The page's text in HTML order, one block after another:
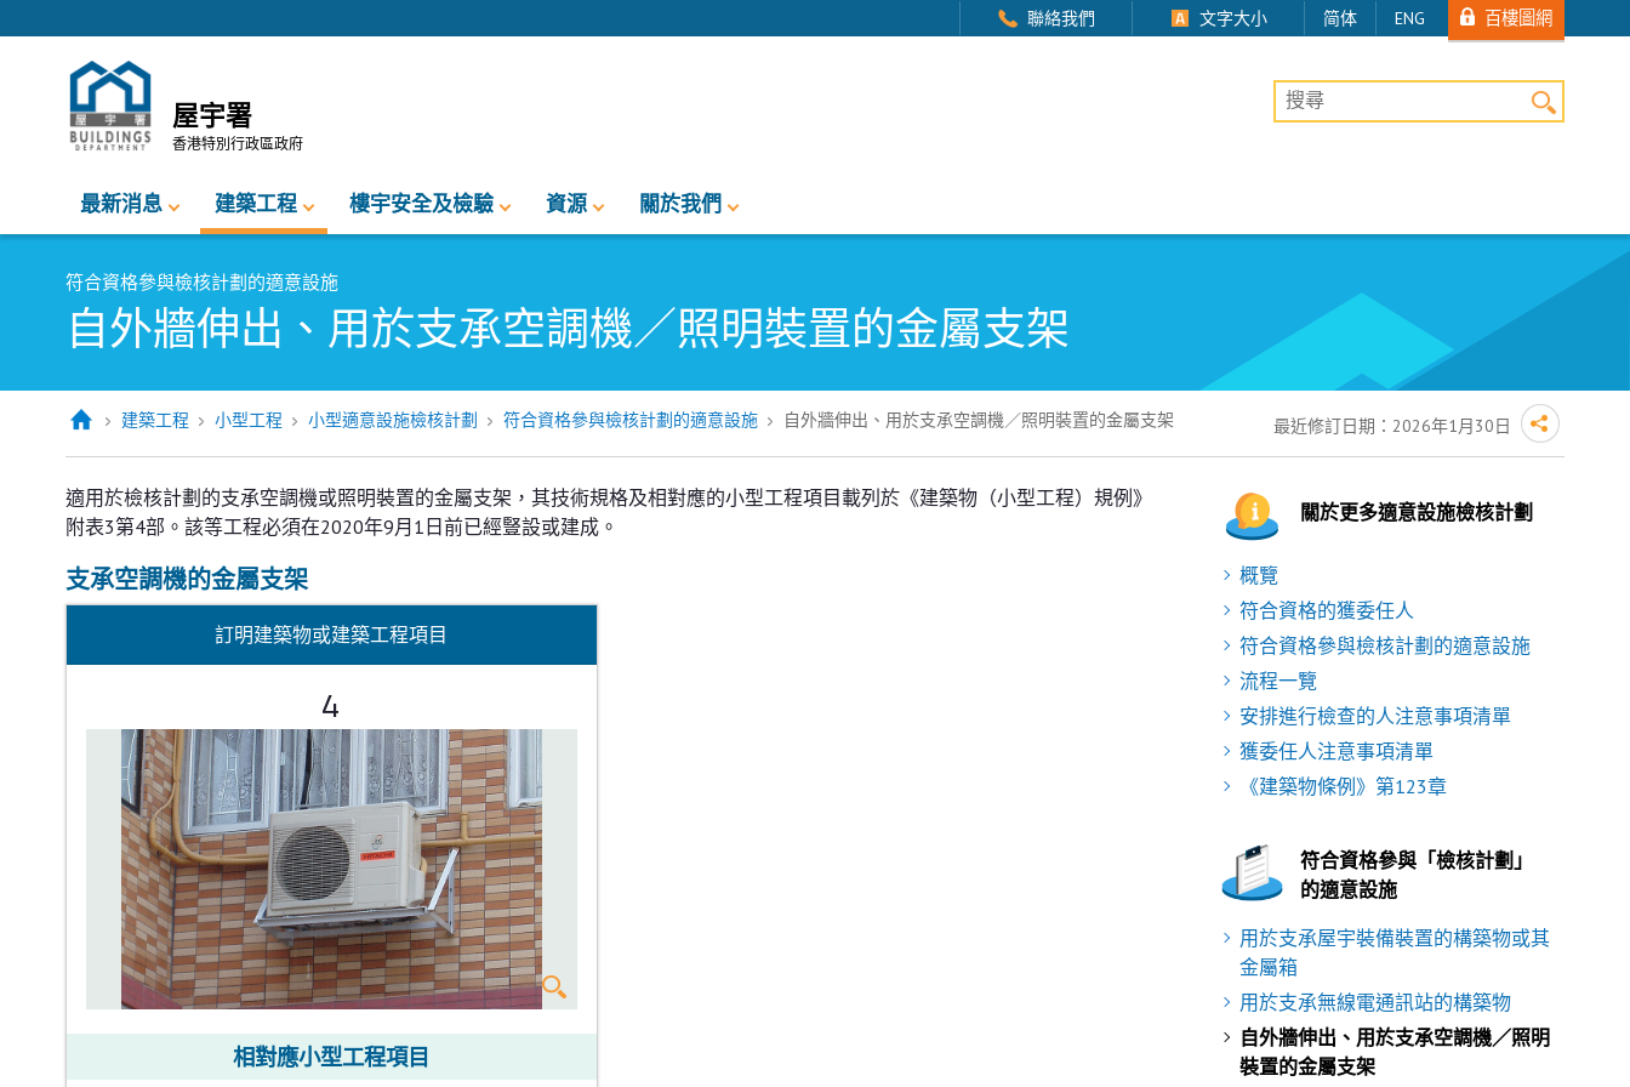
聯絡我們 文字大小 简体 ENG 百樓圖網
屋宇署
香港特別行政區政府
桌上版網站搜尋
最新消息 建築工程 樓宇安全及檢驗 資源 關於我們
符合資格參與檢核計劃的適意設施
自外牆伸出、用於支承空調機／照明裝置的金屬支架
建築工程 小型工程 小型適意設施檢核計劃 符合資格參與檢核計劃的適意設施 自外牆伸出、用於支承空調機／照明裝置的金屬支架 最近修訂日期：2026年1月30日
適用於檢核計劃的支承空調機或照明裝置的金屬支架，其技術規格及相對應的小型工程項目載列於《建築物（小型工程）規例》
附表3第4部。該等工程必須在2020年9月1日前已經豎設或建成。
支承空調機的金屬支架
訂明建築物或建築工程項目
4
相對應小型工程項目
關於更多適意設施檢核計劃
概覽
符合資格的獲委任人
符合資格參與檢核計劃的適意設施
流程一覽
安排進行檢查的人注意事項清單
獲委任人注意事項清單
《建築物條例》第123章
符合資格參與「檢核計劃」
的適意設施
用於支承屋宇裝備裝置的構築物或其
金屬箱
用於支承無線電通訊站的構築物
自外牆伸出、用於支承空調機／照明
裝置的金屬支架